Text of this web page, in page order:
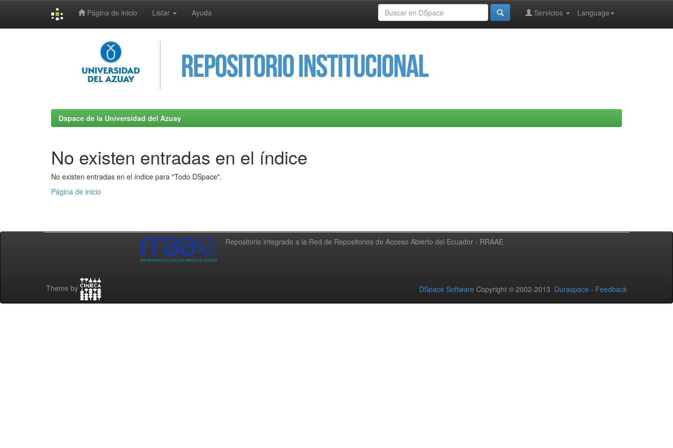
Página de inicio Listar Ayuda Language
Servicios
Dspace de la Universidad del Azuay
No existen entradas en el índice
No existen entradas en el índice para "Todo DSpace".
Página de inicio
Repositorio integrado a la Red de Repositorios de Acceso Abierto del Ecuador - RRAAE
Theme by DSpace Software Copyright © 2002-2013 Duraspace - Feedback